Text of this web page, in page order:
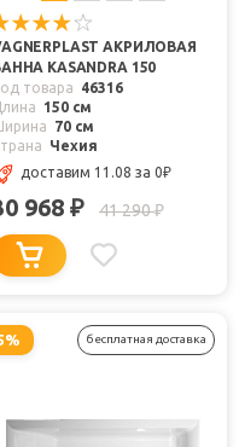
АКРИЛОВАЯ
KASANDRA 150
товара
46316
150 см
70 см
Чехия
доставим 11.08 за 0₽
968 ₽ 41 290₽
бесплатная доставка